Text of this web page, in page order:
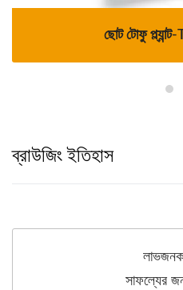
ছোট টোফু
ব্রাউজিং ইতিহাস
সাফল্যের